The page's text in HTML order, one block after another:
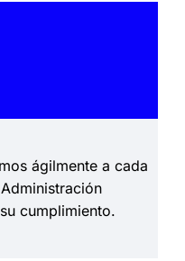
ágilmente a cada
cumplimiento.